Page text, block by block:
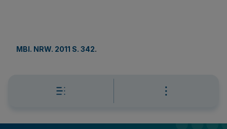
MBl. NRW. 2011 S. 342.